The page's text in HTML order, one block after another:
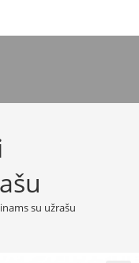
su užrašu